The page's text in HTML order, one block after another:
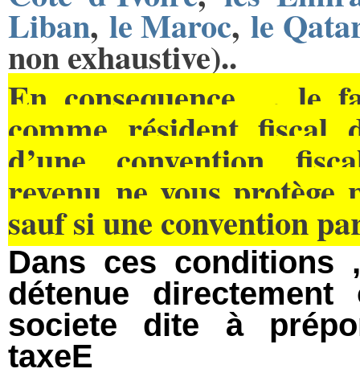
Liban, le Maroc,le
non exhaustive)..
En consequence , le
comme résident fiscal
d’une convention
revenu ne vous protège
sauf si une convention
Dans ces conditions
détenue
societe dite à
taxeE